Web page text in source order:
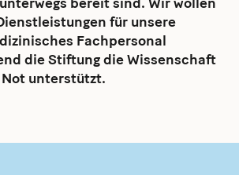
bereit sind. Wir wollen
für unsere
Fachpersonal
die Stiftung die Wissenschaft
unterstützt.